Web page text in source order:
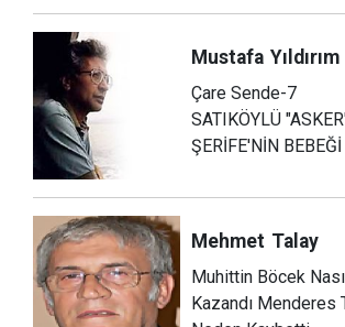
Mustafa Yıldırım
Çare Sende-7
SATIKÖYLÜ
ŞERİFE'NİN BEBEĞİ
Mehmet Talay
Muhittin Böcek Nasıl
Kazandı Menderes